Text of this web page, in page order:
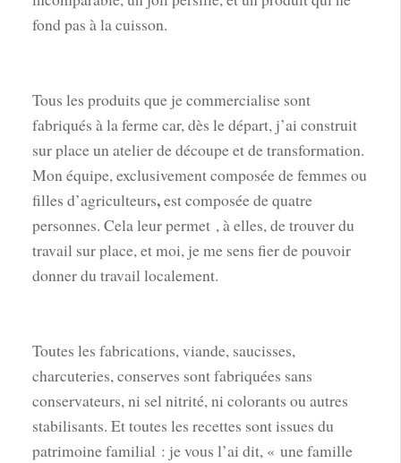
fond pas à la cuisson.
Tous les produits que je commercialise sont
fabriqués à la ferme car, dès le départ, j’ai construit
sur place un atelier de découpe et de transformation.
Mon équipe, exclusivement composée de femmes ou
filles d’agriculteurs,est composée de quatre
personnes. Cela leur permet , à elles, de trouver du
travail sur place, et moi, je me sens fier de pouvoir
donner du travail localement.
Toutes les fabrications, viande, saucisses,
charcuteries, conserves sont fabriquées sans
conservateurs, ni sel nitrité, ni colorants ou autres
stabilisants. Et toutes les recettes sont issues du
patrimoine familial : je vous l’ai dit, « une famille